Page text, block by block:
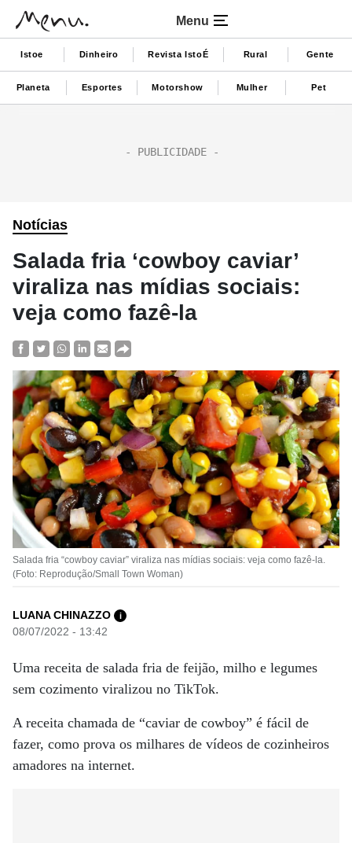
Menu
Istoe Dinheiro Revista IstoÉ Rural Gente
Planeta Esportes Motorshow Mulher Pet
Notícias
Salada fria ‘cowboy caviar’
viraliza nas mídias sociais:
veja como fazê-la
Salada fria “cowboy caviar” viraliza nas mídias sociais: veja como fazê-la.
(Foto: Reprodução/Small Town Woman)
LUANA CHINAZZO i
08/07/2022 - 13:42
Uma receita de salada fria de feijão, milho e legumes
sem cozimento viralizou no TikTok.
A receita chamada de “caviar de cowboy” é fácil de
fazer, como prova os milhares de vídeos de cozinheiros
amadores na internet.